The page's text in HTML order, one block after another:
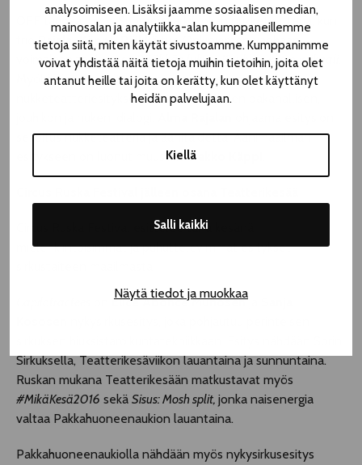
analysoimiseen. Lisäksi jaamme sosiaalisen median,
mainosalan ja analytiikka-alan kumppaneillemme
tietoja siitä, miten käytät sivustoamme. Kumppanimme
voivat yhdistää näitä tietoja muihin tietoihin, joita olet
antanut heille tai joita on kerätty, kun olet käyttänyt
heidän palvelujaan.
Kiellä
Salli kaikki
Näytä tiedot ja muokkaa
OFF tarjoaa myös Suomen kärkiluokan nukketeatteria, kun
trioRajala–Käppi–Räikkätuo Onkiniemen vanhaan
voimalaan teoksensaRäähkän luku – Kauhunukkemystikaali.
Myöhäisiltaan sijoittuvassa, aikuisille suunnatussa
nukketeatteriesityksessä kuullaan kahden pakanallisen,
sekoitus nukketeatteria ja äänitaidetta. Äänimaailman
esitykseen on luonut muusikkoPekko Käppi
Circus Ruska Festival esittelee tänä kesänä
mielenkiintoisimmat ja puhuttelevimmat esitykset
Elice Abonce Muhosenja
Sirkuksella, Teatterikesäviikon lauantaina ja sunnuntaina.
Ruskan mukana Teatterikesään matkustavat myös
#MikäKesä2016 sekä Sisus: Mosh split, jonka naisenergia
valtaa Pakkahuoneenaukion lauantaina.
Pakkahuoneenaukiolla nähdään myös nykysirkusesitys